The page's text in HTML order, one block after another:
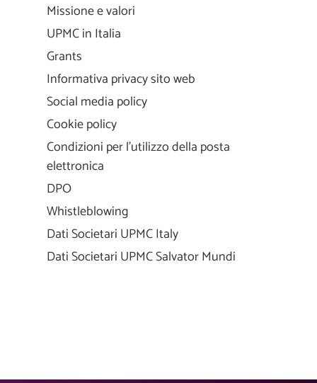
Missione e valori
UPMC in Italia
Grants
Informativa privacy sito web
Social media policy
Cookie policy
Condizioni per l'utilizzo della posta
elettronica
DPO
Whistleblowing
Dati Societari UPMC Italy
Dati Societari UPMC Salvator Mundi